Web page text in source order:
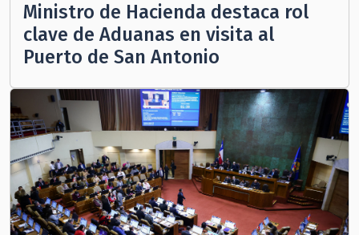
Ministro de Hacienda destaca rol
clave de Aduanas en visita al
Puerto de San Antonio